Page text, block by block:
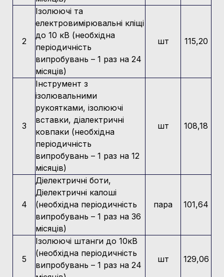
Оренда спецавтотранспорту
Робота та послуги
Передача в експлуатацію
Графік режиму роботи мереж
2
Ізолюючі та
електровимірювальні кліщі
до 10 кВ (необхідна
періодичність
випробувань – 1 раз на 24
місяців)
шт 115,20
3
Інструмент з
ізолювальними
рукоятками, ізолюючі
вставки, діалектричні
ковпаки (необхідна
періодичність
випробувань – 1 раз на 12
місяців)
шт 108,18
4
Діелектричні боти,
Діелектричні калоші
(необхідна періодичність
випробувань – 1 раз на 36
місяців)
пара 101,64
5
Ізолюючі штанги до 10кВ
(необхідна періодичність
випробувань – 1 раз на 24
шт 129,06